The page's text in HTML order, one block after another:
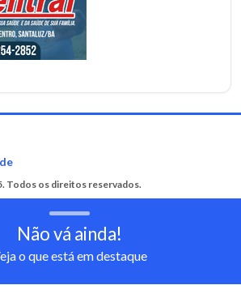
Todos os direitos reservados.
Não vá ainda!
o que está em destaque